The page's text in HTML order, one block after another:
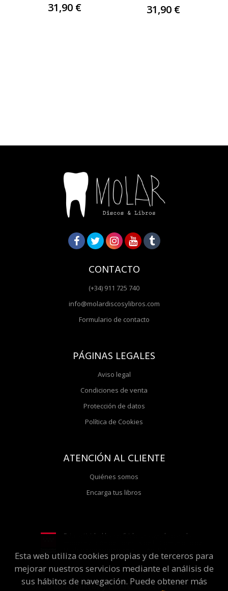
31,90 € 31,90 €
CONTACTO
(+34) 911 725 740
info@molardiscosylibros.com
Formulario de contacto
PÁGINAS LEGALES
Aviso legal
Condiciones de venta
Protección de datos
Política de Cookies
ATENCIÓN AL CLIENTE
Quiénes somos
Encarga tus libros
Esta actividad ha recibido una ayuda para la
2026 ©Molar Discos y Libros. Todos los Derechos
Esta web utiliza cookies propias y de terceros para
mejorar nuestros servicios mediante el análisis de
sus hábitos de navegación. Puede obtener más